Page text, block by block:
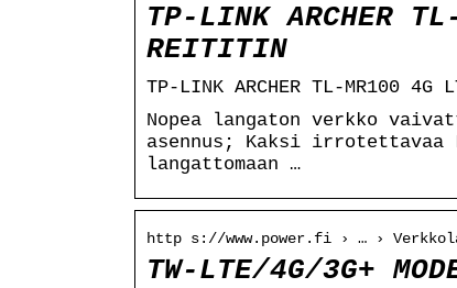
TP-LINK ARCHER
REITITIN
TP-LINK ARCHER TL-MR100
Nopea langaton verkko
asennus; Kaksi
langattomaan …
http s://www.power.fi › … ›
TW-LTE/4G/3G+